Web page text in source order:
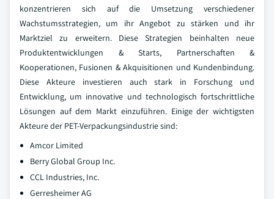
konzentrieren sich auf die Umsetzung verschiedener
Wachstumsstrategien, um ihr Angebot zu stärken und ihr
Marktziel zu erweitern. Diese Strategien beinhalten neue
Produktentwicklungen & Starts, Partnerschaften &
Kooperationen, Fusionen & Akquisitionen und Kundenbindung.
Diese Akteure investieren auch stark in Forschung und
Entwicklung, um innovative und technologisch fortschrittliche
Lösungen auf dem Markt einzuführen. Einige der wichtigsten
Akteure der PET-Verpackungsindustrie sind:
Amcor Limited
Berry Global Group Inc.
CCL Industries, Inc.
Gerresheimer AG